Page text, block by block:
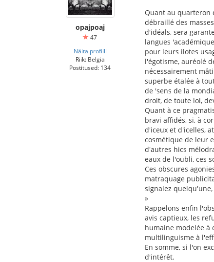
opajpoaj
47
Näita profiili
Riik: Belgia
Postitused: 134
Quant au quarteron
débraillé des
d'idéals, sera
langues
pour leurs ilotes
l'égotisme, auréolé
nécessairement
superbe étalée à
de 'sens de la
droit, de toute loi,
Quant à ce
bravi affidés, si, à
d'iceux et d'icelles,
cosmétique de leur
d'autres hics
eaux de l'oubli, ces
Ces obscures
matraquage
signalez
»
Rappelons enfin
avis captieux, les
humaine modelée à
multilinguisme à
En somme, si l'on
d'intérêt.